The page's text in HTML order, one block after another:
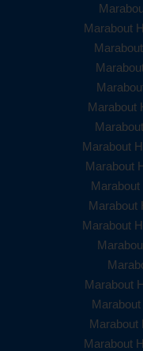
Marabout
Marabout
Marabout
Marabout
Marabout
Marabout
Marabout
Marabout
Marabout